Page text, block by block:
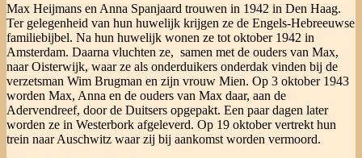
Max Heijmans en Anna Spanjaard trouwen in 1942 in Den Haag.
Ter gelegenheid van hun huwelijk krijgen ze de Engels-Hebreeuwse
familiebijbel. Na hun huwelijk wonen ze tot oktober 1942 in
Amsterdam. Daarna vluchten ze, samen met de ouders van Max,
naar Oisterwijk, waar ze als onderduikers onderdak vinden bij de
verzetsman Wim Brugman en zijn vrouw Mien. Op 3 oktober 1943
worden Max, Anna en de ouders van Max daar, aan de
Adervendreef, door de Duitsers opgepakt. Een paar dagen later
worden ze in Westerbork afgeleverd. Op 19 oktober vertrekt hun
trein naar Auschwitz waar zij bij aankomst worden vermoord.